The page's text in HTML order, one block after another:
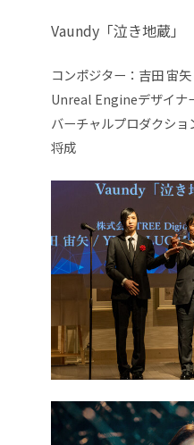
Vaundy「泣き地蔵」
コンポジター：吉田 宙矢
Unreal Engineデザイナ
バーチャルプロダクシ
将成